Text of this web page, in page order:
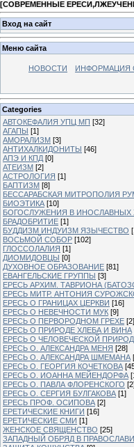
[СОВРЕМЕННЫЕ
Вход на сайт
Меню сайта
НОВОСТИ ИНФОРМАЦИЯ
Categories
АВТОКЕФАЛИЯ УПЦ МП [32]
АГАПЫ [1]
АМОРАЛИЗМ [3]
АНТИХАЛКИДОНИТЫ [46]
АПЭ И КПД [0]
АТЕИЗМ [2]
АСТРОЛОГИЯ [1]
БАПТИЗМ [8]
БЕССАРАБСКАЯ МИТРОПОЛИЯ
БИОЭТИКА [10]
БОГОСЛУЖЕНИЯ В ИНОСЛАВНЫХ
БРАДОБРИТИЕ [1]
БУДДИЗМ ИНДУИЗМ ЯЗЫЧЕСТВО
ВОСЬМОЙ СОБОР [102]
ГЛОССОЛАЛИЯ [1]
ДИОМИДОВЦЫ [0]
ДУХОВНОЕ ОБРАЗОВАНИЕ [81]
ЕВАНГЕЛЬСКИЕ ГРУППЫ [3]
ЕРЕСЬ АРХИМ. ТАВРИОНА
ЕРЕСЬ МИТР. АНТОНИЯ
ЕРЕСЬ О ГРАНИЦАХ ЦЕРКВИ [16]
ЕРЕСЬ О НЕВЕЧНОСТИ МУК [9]
ЕРЕСЬ О ПЕРВОРОДНОМ ГРЕХЕ [2]
ЕРЕСЬ О ПРИРОДЕ ХЛЕБА И ВИНА
ЕРЕСЬ О ЧЕЛОВЕЧЕСКОЙ
ЕРЕСЬ О. АЛЕКСАНДРА МЕНЯ [28]
ЕРЕСЬ О. АЛЕКСАНДРА ШМЕМАНА
ЕРЕСЬ О. ГЕОРГИЯ КОЧЕТКОВА
ЕРЕСЬ О. ИОАННА МЕЙЕНДОРФА
ЕРЕСЬ О. ПАВЛА ФЛОРЕНСКОГО
ЕРЕСЬ О. СЕРГИЯ БУЛГАКОВА [1]
ЕРЕСЬ ПРОФ. ОСИПОВА [2]
ЕРЕТИЧЕСКИЕ КНИГИ [16]
ЕРЕТИЧЕСКИЕ СМИ [1]
ЖЕНСКОЕ СВЯЩЕНСТВО [25]
ЗАПАДНЫЙ ОБРЯД В